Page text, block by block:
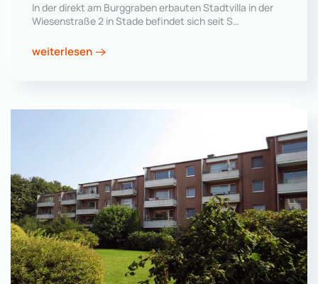
In der direkt am Burggraben erbauten Stadtvilla in der
Wiesenstraße 2 in Stade befindet sich seit S…
weiterlesen